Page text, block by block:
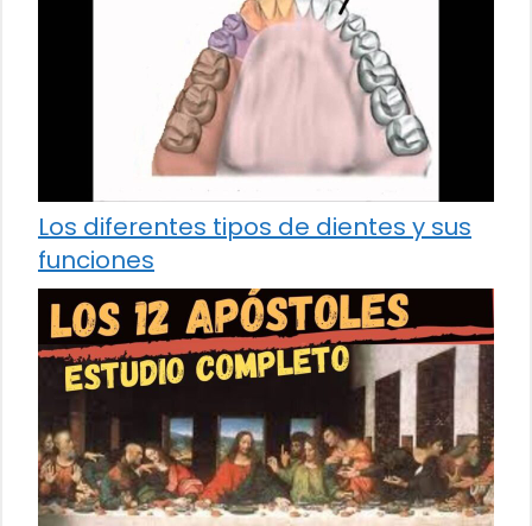
Los diferentes tipos de dientes y sus
funciones